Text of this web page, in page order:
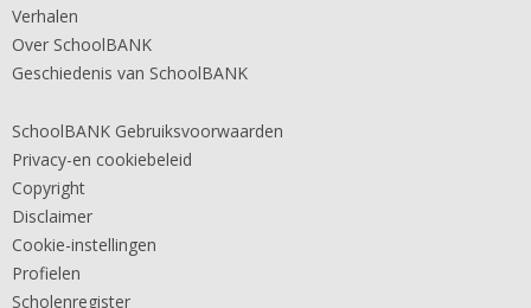
Verhalen
Over SchoolBANK
Geschiedenis van SchoolBANK
SchoolBANK Gebruiksvoorwaarden
Privacy-en cookiebeleid
Copyright
Disclaimer
Cookie-instellingen
Profielen
Scholenregister